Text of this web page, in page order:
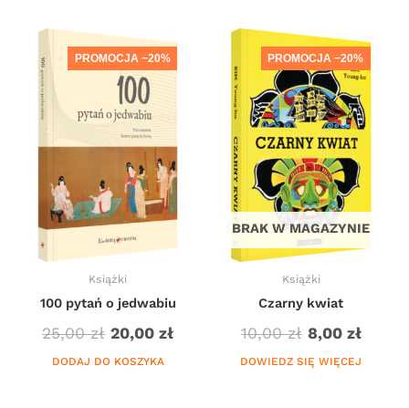
PROMOCJA −20%
Książki
100 pytań o jedwabiu
25,00zł 20,00zł
DODAJ DO KOSZYKA
PROMOCJA −20%
BRAK W MAGAZYNIE
Książki
Czarny kwiat
10,00zł 8,00 zł
DOWIEDZ SIĘ WIĘCEJ